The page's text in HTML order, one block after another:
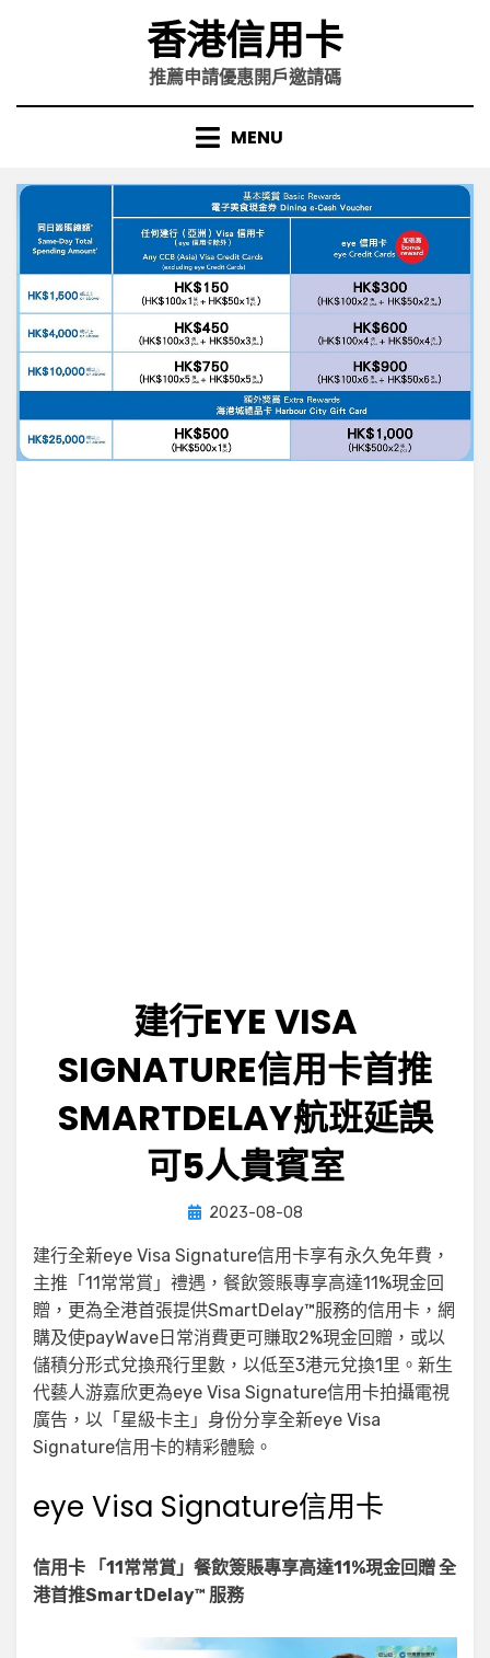
香港信用卡
推薦申請優惠開戶邀請碼
MENU
建行EYE VISA
SIGNATURE信用卡首推
SMARTDELAY航班延誤
可5人貴賓室
by小編
Posted
2023-08-08
建行全新eye Visa Signature信用卡享有永久免年費，
主推「11常常賞」禮遇，餐飲簽賬專享高達11%現金回
贈，更為全港首張提供SmartDelay™服務的信用卡，網
購及使payWave日常消費更可賺取2%現金回贈，或以
儲積分形式兌換飛行里數，以低至3港元兌換1里。新生
代藝人游嘉欣更為eye Visa Signature信用卡拍攝電視
廣告，以「星級卡主」身份分享全新eye Visa
Signature信用卡的精彩體驗。
eye Visa Signature信用卡
信用卡 「11常常賞」餐飲簽賬專享高達11%現金回贈 全
港首推SmartDelay™ 服務